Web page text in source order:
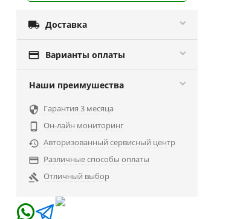
 Доставка
 Варианты оплаты
Наши преимушества
 Гарантия 3 месяца

Он-лайн мониторинг
 Авторизованный сервисный центр
 Различные способы оплаты
 Отличный выбор